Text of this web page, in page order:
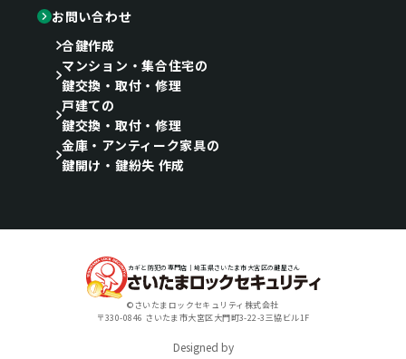
お問い合わせ
合鍵作成
マンション・集合住宅の
鍵交換・取付・修理
戸建ての
鍵交換・取付・修理
金庫・アンティーク家具の
鍵開け・鍵紛失 作成
カギと防犯の専門店｜埼玉県さいたま市大宮区の鍵屋さん
©さいたまロックセキュリティ株式会社
〒330-0846 さいたま市大宮区大門町3-22-3三協ビル1F
Designed by